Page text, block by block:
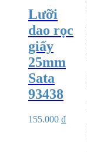
Lưỡi
dao rọc
giấy
25mm
Sata
93438
155.000 ₫